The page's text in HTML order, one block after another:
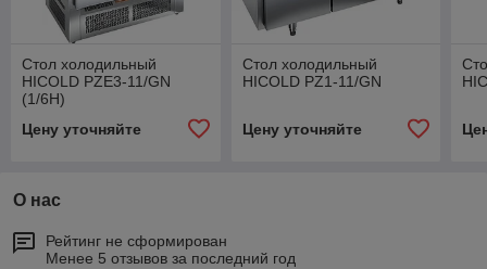
Стол холодильный
HICOLD PZE3-11/GN
(1/6H)
Цену уточняйте
Стол холодильный
HICOLD PZ1-11/GN
Цену уточняйте
О нас
Рейтинг не сформирован
Менее 5 отзывов за последний год